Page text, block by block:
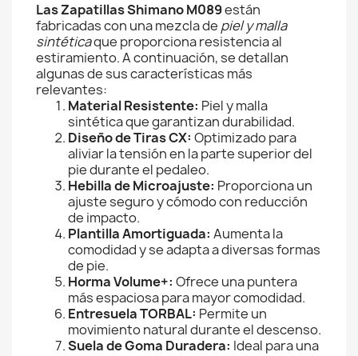
Las Zapatillas Shimano M089están
fabricadas con una mezcla de piel y malla
sintéticaque proporciona resistencia al
estiramiento. A continuación, se detallan
algunas de sus características más
relevantes:
Material Resistente: Piel y malla
sintética que garantizan durabilidad.
Diseño de Tiras CX: Optimizado para
aliviar la tensión en la parte superior del
pie durante el pedaleo.
Hebilla de Microajuste: Proporciona un
ajuste seguro y cómodo con reducción
de impacto.
Plantilla Amortiguada: Aumenta la
comodidad y se adapta a diversas formas
de pie.
Horma Volume+: Ofrece una puntera
más espaciosa para mayor comodidad.
Entresuela TORBAL: Permite un
movimiento natural durante el descenso.
Suela de Goma Duradera: Ideal para una